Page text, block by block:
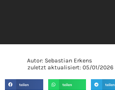
Autor: Sebastian Erkens
zuletzt aktualisiert: 05/01/2026
teilen teilen teilen